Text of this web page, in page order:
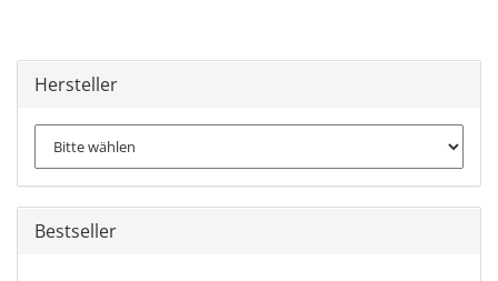
Hersteller
Bestseller